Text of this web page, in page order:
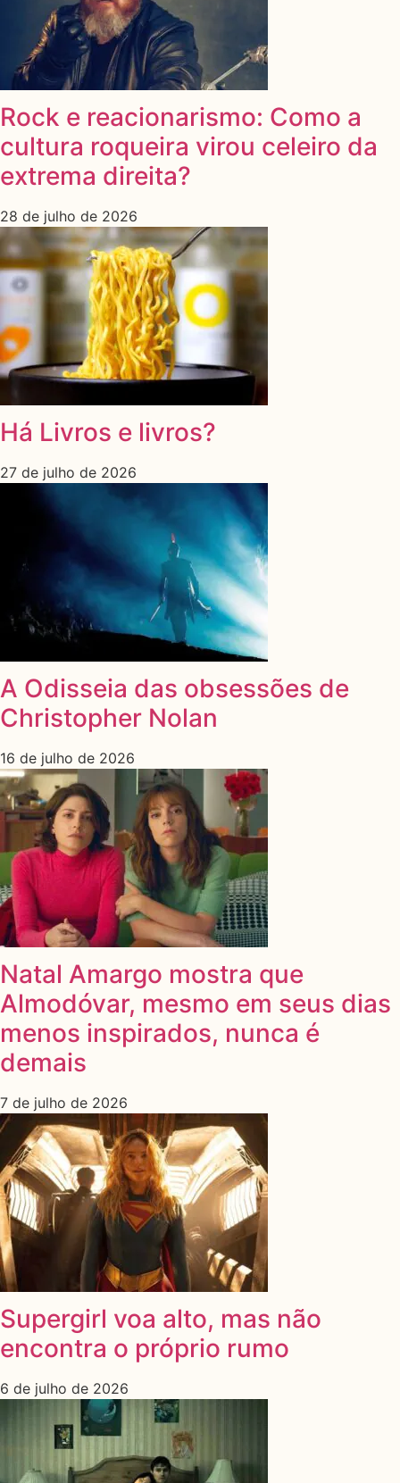
Rock e reacionarismo: Como a
cultura roqueira virou celeiro da
extrema direita?
28 de julho de 2026
Há Livros e livros?
27 de julho de 2026
A Odisseia das obsessões de
Christopher Nolan
16 de julho de 2026
Natal Amargo mostra que
Almodóvar, mesmo em seus dias
menos inspirados, nunca é
demais
7 de julho de 2026
Supergirl voa alto, mas não
encontra o próprio rumo
6 de julho de 2026